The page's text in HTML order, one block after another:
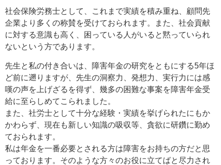
社会保険労務士として、これまで実績を積み重ね、顧問先
企業より多くの称賛を受けておられます。また、社会貢献
に対する意識も高く、困っている人がいると黙っていられ
ないという方であります。
先生と私の付き合いは、障害年金の研究をともにする5年ほ
ど前に遡りますが、先生の洞察力、発想力、実行力には感
嘆の声を上げざるを得ず、幾多の困難な事案を障害年金受
給に至らしめてこられました。
また、社労士として十分な経験・実績を挙げられたにもか
かわらず、現在も新しい知識の吸収等、貪欲に研鑽に勤め
ておられます。
私は年金を一番必要とされる方は障害をお持ちの方だと思
っております。そのような方々のお役に立てばと尽力され